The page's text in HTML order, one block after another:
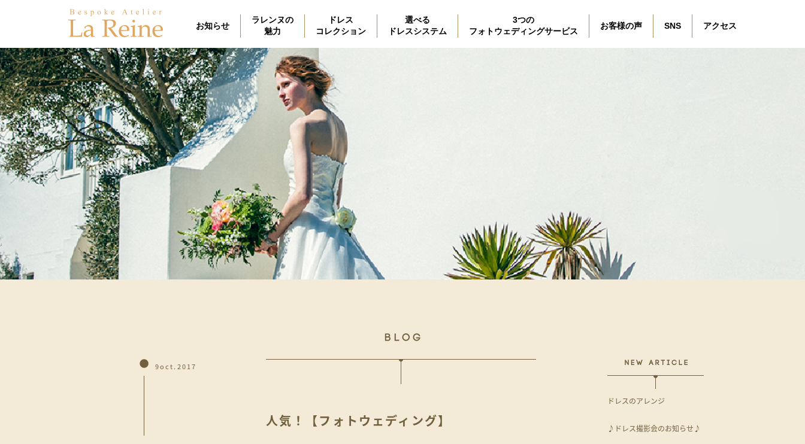
お知らせ
ラレンヌの
魅力
ドレス
コレクション
選べる
ドレスシステム
3つの
フォトウェディングサービス
お客様の声 SNS アクセス
9oct.2017
人気！【フォトウェディング】
ドレスのアレンジ
♪ドレス撮影会のお知らせ♪